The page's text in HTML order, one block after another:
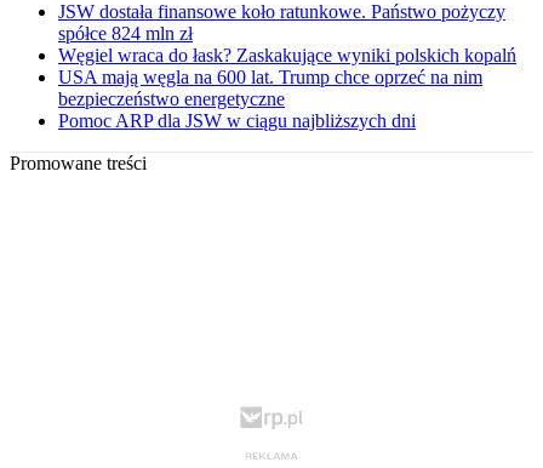
JSW dostała finansowe koło ratunkowe. Państwo pożyczy
spółce 824 mln zł
Węgiel wraca do łask? Zaskakujące wyniki polskich kopalń
USA mają węgla na 600 lat. Trump chce oprzeć na nim
bezpieczeństwo energetyczne
Pomoc ARP dla JSW w ciągu najbliższych dni
Promowane treści